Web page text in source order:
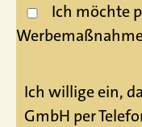
Ich möchte
Ich willige ein,
GmbH per